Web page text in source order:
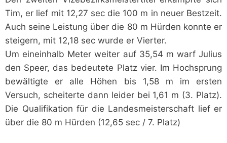
Tim, er lief mit 12,27 sec die 100 m in neuer Bestzeit.
Auch seine Leistung über die 80 m Hürden konnte er
steigern, mit 12,18 sec wurde er Vierter.
Um eineinhalb Meter weiter auf 35,54 m warf Julius
den Speer, das bedeutete Platz vier. Im Hochsprung
bewältigte er alle Höhen bis 1,58 m im ersten
Versuch, scheiterte dann leider bei 1,61 m (3. Platz).
Die Qualifikation für die Landesmeisterschaft lief er
über die 80 m Hürden (12,65 sec / 7. Platz)